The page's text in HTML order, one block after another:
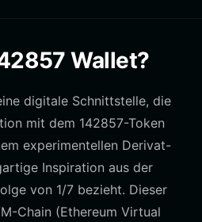
Wallet?
digitale Schnittstelle, die
mit dem 142857-Token
experimentellen Derivat-
Inspiration aus der
von 1/7 bezieht. Dieser
Chain (Ethereum Virtual